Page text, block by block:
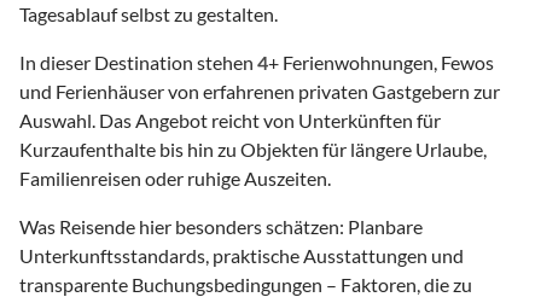
Tagesablauf selbst zu gestalten.
In dieser Destination stehen 4+ Ferienwohnungen, Fewos
und Ferienhäuser von erfahrenen privaten Gastgebern zur
Auswahl. Das Angebot reicht von Unterkünften für
Kurzaufenthalte bis hin zu Objekten für längere Urlaube,
Familienreisen oder ruhige Auszeiten.
Was Reisende hier besonders schätzen: Planbare
Unterkunftsstandards, praktische Ausstattungen und
transparente Buchungsbedingungen – Faktoren, die zu